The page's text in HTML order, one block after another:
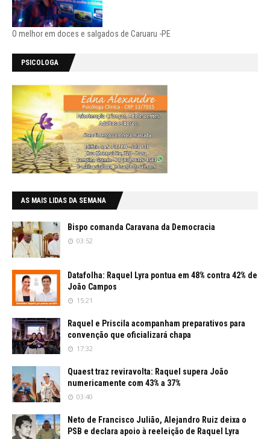
O melhor em doces e salgados de Caruaru -PE
PSICOLOGA
AS MAIS LIDAS DA SEMANA
Bispo comanda Caravana da Democracia
03:52
Datafolha: Raquel Lyra pontua em 48% contra 42% de
João Campos
15:21
Raquel e Priscila acompanham preparativos para
convenção que oficializará chapa
17:32
Quaest traz reviravolta: Raquel supera João
numericamente com 43% a 37%
03:40
Neto de Francisco Julião, Alejandro Ruiz deixa o
PSB e declara apoio à reeleição de Raquel Lyra